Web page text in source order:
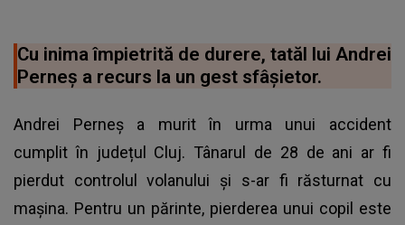
Cu inima împietrită de durere, tatăl lui Andrei
Perneş a recurs la un gest sfâșietor.
Andrei Perneș a murit în urma unui accident
cumplit în județul Cluj. Tânarul de 28 de ani ar fi
pierdut controlul volanului și s-ar fi răsturnat cu
mașina. Pentru un părinte, pierderea unui copil este